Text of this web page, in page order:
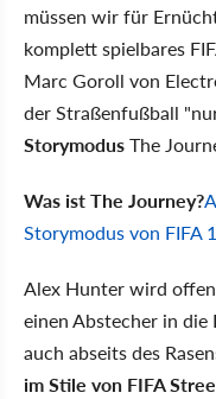
müssen wir für
komplett spielbares
Marc Goroll von
der Straßenfußball
StorymodusThe
Was ist The Journey?
Storymodus von FIFA
Alex Hunter wird
einen Abstecher in die
auch abseits des
im Stile von FIFA